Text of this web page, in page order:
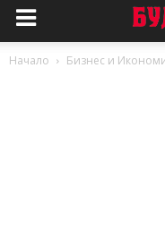
Начало Бизнес и